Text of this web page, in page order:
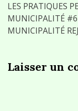
LES PRATIQUES
MUNICIPALITÉ #6
MUNICIPALITÉ
Laisser un